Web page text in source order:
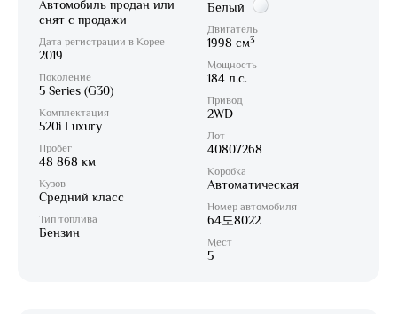
Автомобиль продан или
снят с продажи
Дата регистрации в Корее
2019
Поколение
5 Series (G30)
Комплектация
520i Luxury
Пробег
48 868 км
Кузов
Средний класс
Тип топлива
Бензин
Белый
Двигатель
1998 см3
Мощность
184 л.с.
Привод
2WD
Лот
40807268
Коробка
Автоматическая
Номер автомобиля
64도8022
Мест
5